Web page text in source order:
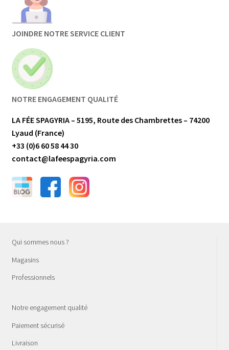
JOINDRE NOTRE SERVICE CLIENT
NOTRE ENGAGEMENT QUALITÉ
LA FÉE SPAGYRIA – 5195, Route des Chambrettes – 74200
Lyaud (France)
+33 (0)6 60 58 44 30
contact@lafeespagyria.com
Qui sommes nous ?
Magasins
Professionnels
Notre engagement qualité
Paiement sécurisé
Livraison